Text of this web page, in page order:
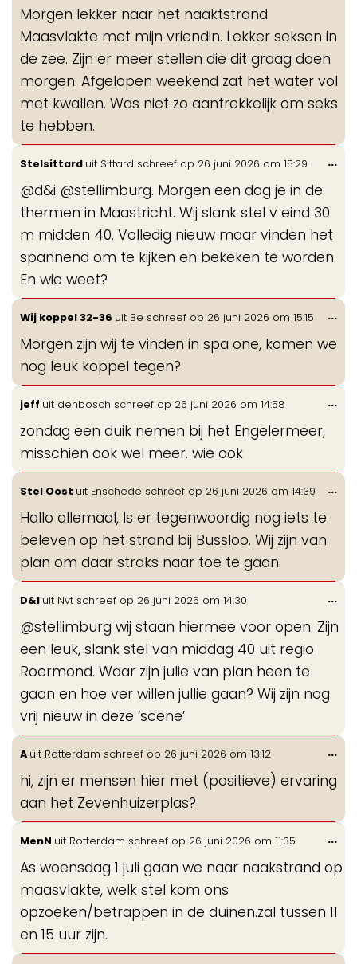
Morgen lekker naar het naaktstrand
Maasvlakte met mijn vriendin. Lekker seksen in
de zee. Zijn er meer stellen die dit graag doen
morgen. Afgelopen weekend zat het water vol
met kwallen. Was niet zo aantrekkelijk om seks
te hebben.
Stelsittard uit Sittard schreef op 26 juni 2026 om 15:29
@d&i @stellimburg. Morgen een dag je in de
thermen in Maastricht. Wij slank stel v eind 30
m midden 40. Volledig nieuw maar vinden het
spannend om te kijken en bekeken te worden.
En wie weet?
...
Wij koppel 32-36 uit Be schreef op 26 juni 2026 om 15:15
Morgen zijn wij te vinden in spa one, komen we
nog leuk koppel tegen?
...
jeff uit denbosch schreef op 26 juni 2026 om 14:58
zondag een duik nemen bij het Engelermeer,
misschien ook wel meer. wie ook
...
Stel Oost uit Enschede schreef op 26 juni 2026 om 14:39
Hallo allemaal, Is er tegenwoordig nog iets te
beleven op het strand bij Bussloo. Wij zijn van
plan om daar straks naar toe te gaan.
...
D&I uit Nvt schreef op 26 juni 2026 om 14:30
@stellimburg wij staan hiermee voor open. Zijn
een leuk, slank stel van middag 40 uit regio
Roermond. Waar zijn julie van plan heen te
gaan en hoe ver willen jullie gaan? Wij zijn nog
vrij nieuw in deze ‘scene’
...
A uit Rotterdam schreef op 26 juni 2026 om 13:12
hi, zijn er mensen hier met (positieve) ervaring
aan het Zevenhuizerplas?
...
MenN uit Rotterdam schreef op 26 juni 2026 om 11:35
As woensdag 1 juli gaan we naar naakstrand op
maasvlakte, welk stel kom ons
opzoeken/betrappen in de duinen.zal tussen 11
en 15 uur zijn.
...